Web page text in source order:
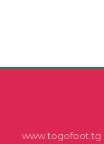
www.togofoot.tg